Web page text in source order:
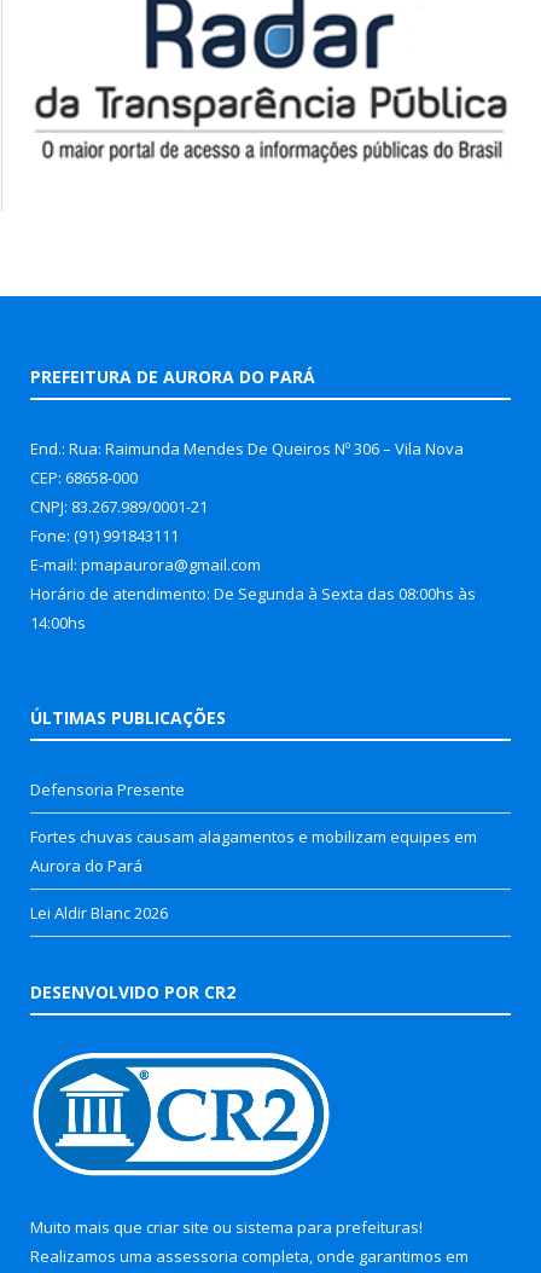
PREFEITURA DE AURORA DO PARÁ
End.: Rua: Raimunda Mendes De Queiros Nº 306 – Vila Nova
CEP: 68658-000
CNPJ: 83.267.989/0001-21
Fone: (91) 991843111
E-mail: pmapaurora@gmail.com
Horário de atendimento: De Segunda à Sexta das 08:00hs às
14:00hs
ÚLTIMAS PUBLICAÇÕES
Defensoria Presente
Fortes chuvas causam alagamentos e mobilizam equipes em
Aurora do Pará
Lei Aldir Blanc 2026
DESENVOLVIDO POR CR2
Muito mais que criar site ou sistema para prefeituras!
Realizamos uma assessoria completa, onde garantimos em